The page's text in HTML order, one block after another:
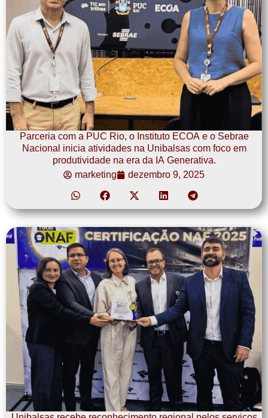
Parceria com a PUC Rio, o Instituto ECOA e o Sebrae
Nacional inicia atividades na Unibalsas com foco em
produtividade na era da IA Generativa.
marketing
dezembro 9, 2025